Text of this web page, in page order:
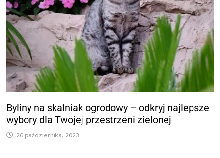
Byliny na skalniak ogrodowy – odkryj najlepsze
wybory dla Twojej przestrzeni zielonej
26 października, 2023